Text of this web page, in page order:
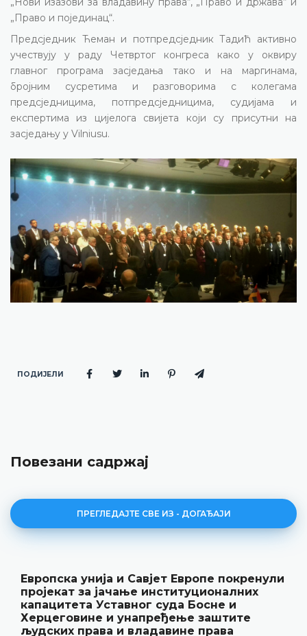
„Право и појединац“.
Предсједник Ћеман и потпредсједник Тадић активно
учествују у раду Четвртог конгреса како у оквиру
главног програма засједања тако и на маргинама,
бројним сусретима и разговорима с колегама
предсједницима, потпредсједницима, судијама и
експертима из цијелога свијета који су присутни на
засједању у Vilniusu.
ПОДИЈЕЛИ
Повезани садржај
ПРЕГЛЕДАЈТЕ СВЕ ИЗ - ДОГАЂАЈИ
Уставни суд БиХ представио
резултате рада и нову публикацију
„Годишњак“